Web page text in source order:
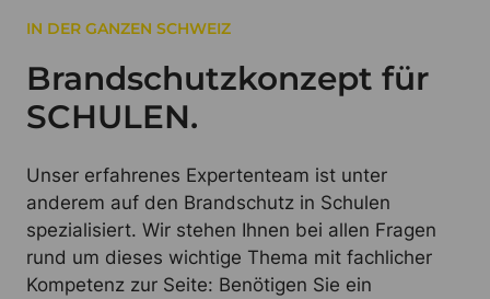
IN DER GANZEN SCHWEIZ
Brandschutzkonzept für
SCHULEN.
Unser erfahrenes Expertenteam ist unter
anderem auf den Brandschutz in Schulen
spezialisiert. Wir stehen Ihnen bei allen Fragen
rund um dieses wichtige Thema mit fachlicher
Kompetenz zur Seite: Benötigen Sie ein